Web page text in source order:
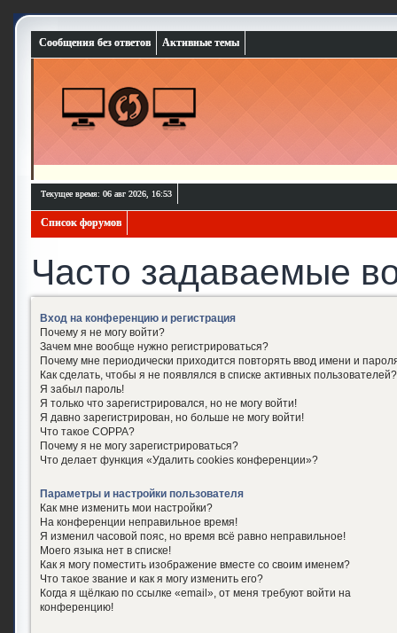
Сообщения без ответов Активные темы
Текущее время: 06 авг 2026, 16:53
Список форумов
Часто задаваемые
Вход на конференцию и регистрация
Почему я не могу войти?
Зачем мне вообще нужно регистрироваться?
Почему мне периодически приходится повторять ввод имени и
Как сделать, чтобы я не появлялся в списке активных пользователей?
Я забыл пароль!
Я только что зарегистрировался, но не могу войти!
Я давно зарегистрирован, но больше не могу войти!
Что такое COPPA?
Почему я не могу зарегистрироваться?
Что делает функция «Удалить cookies конференции»?
Параметры и настройки пользователя
Как мне изменить мои настройки?
На конференции неправильное время!
Я изменил часовой пояс, но время всё равно неправильное!
Моего языка нет в списке!
Как я могу поместить изображение вместе со своим именем?
Что такое звание и как я могу изменить его?
Когда я щёлкаю по ссылке «email», от меня требуют войти на
конференцию!